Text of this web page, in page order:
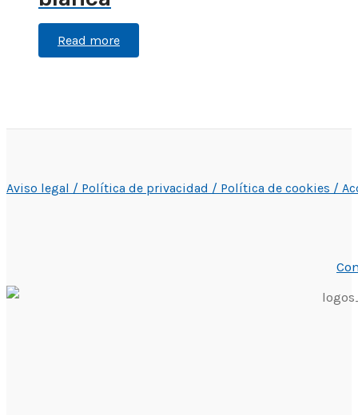
Read more
Aviso legal / Política de privacidad / Política de cookies /